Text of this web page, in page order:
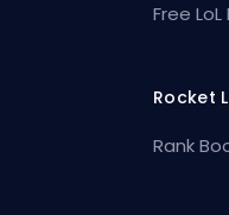
Free
Rocket
Rank